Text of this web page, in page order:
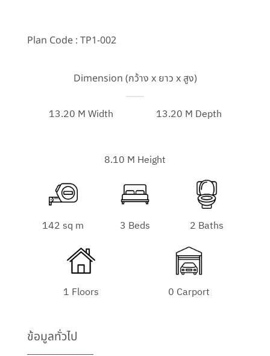
Plan Code : TP1-002
Dimension (กว้าง x ยาว x สูง)
13.20 M Width 13.20 M Depth
8.10 M Height
142 sq m 3 Beds 2 Baths
1 Floors 0 Carport
ข้อมูลทั่วไป